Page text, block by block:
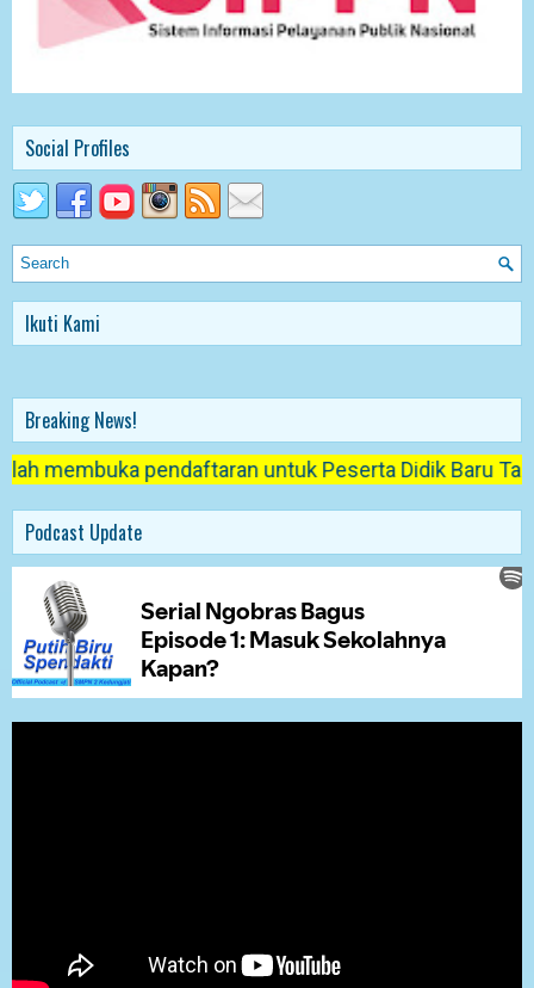
Social Profiles
Ikuti Kami
Breaking News!
membuka pendaftaran untuk Peserta Didik Baru
Podcast Update